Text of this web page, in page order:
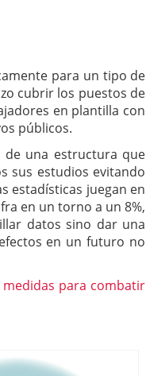
para un tipo de
cubrir los puestos de
en plantilla con
públicos.
de una estructura que
sus estudios evitando
estadísticas juegan en
en un torno a un 8%,
datos sino dar una
en un futuro no
medidas para combatir